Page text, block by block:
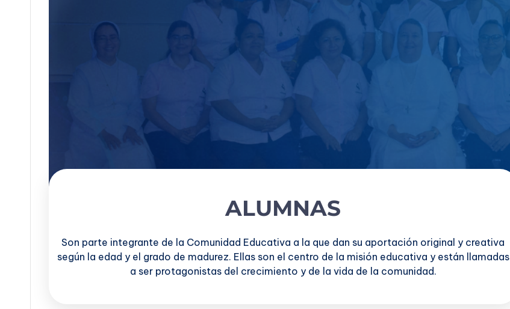
ALUMNAS
Son parte integrante de la Comunidad Educativa a la que dan su aportación original y creativa
según la edad y el grado de madurez. Ellas son el centro de la misión educativa y están llamadas
a ser protagonistas del crecimiento y de la vida de la comunidad.